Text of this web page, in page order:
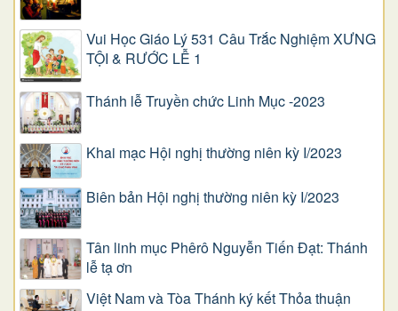
Vui Học Giáo Lý 531 Câu Trắc Nghiệm XƯNG
TỘI & RƯỚC LỄ 1
Thánh lễ Truyền chức Linh Mục -2023
Khai mạc Hội nghị thường niên kỳ I/2023
Biên bản Hội nghị thường niên kỳ I/2023
Tân linh mục Phêrô Nguyễn Tiến Đạt: Thánh
lễ tạ ơn
Việt Nam và Tòa Thánh ký kết Thỏa thuận